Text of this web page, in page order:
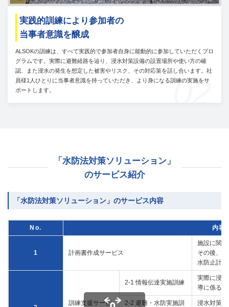
02
実践的訓練により参加者の
当事者意識を醸成
ALSOKの訓練は、すべて実践的で参加者自身に能動的に参加していただくプロ
グラムです。実際に避難経路を辿り、浸水対策設備の設置場所や使い方の確
認、また浸水の発生を想定した被害やリスク、その対応策を話し合います。社
員様1人ひとりに当事者意識を持っていただき、より身になる訓練の実施をサ
ポートします。
「水防法対策ソリューション」
のサービス紹介
「水防法対策ソリューション」のサービス内容
No. 内容
1 計画書作成サービス
施設に関
その後、
水防止計
訓練支援サービ
2-1 情報伝達実施訓練
実際に浸
導に係る
2-2 避難・水防実施訓
浸水対策